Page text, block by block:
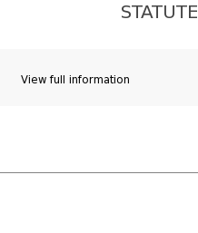
STATUTE
View full information